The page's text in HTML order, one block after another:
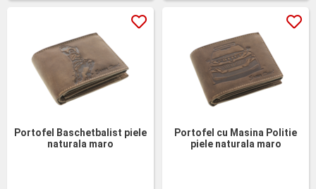
Portofel Baschetbalist piele
naturala maro
Portofel cu Masina Politie
piele naturala maro